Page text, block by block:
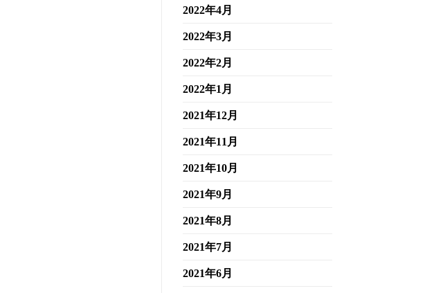
2022年4月
2022年3月
2022年2月
2022年1月
2021年12月
2021年11月
2021年10月
2021年9月
2021年8月
2021年7月
2021年6月